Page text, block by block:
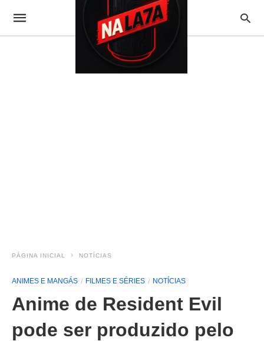
PÁGINA INICIAL NOTÍCIAS
ANIMES E MANGÁS FILMES E SÉRIES NOTÍCIAS
Anime de Resident Evil
pode ser produzido pelo